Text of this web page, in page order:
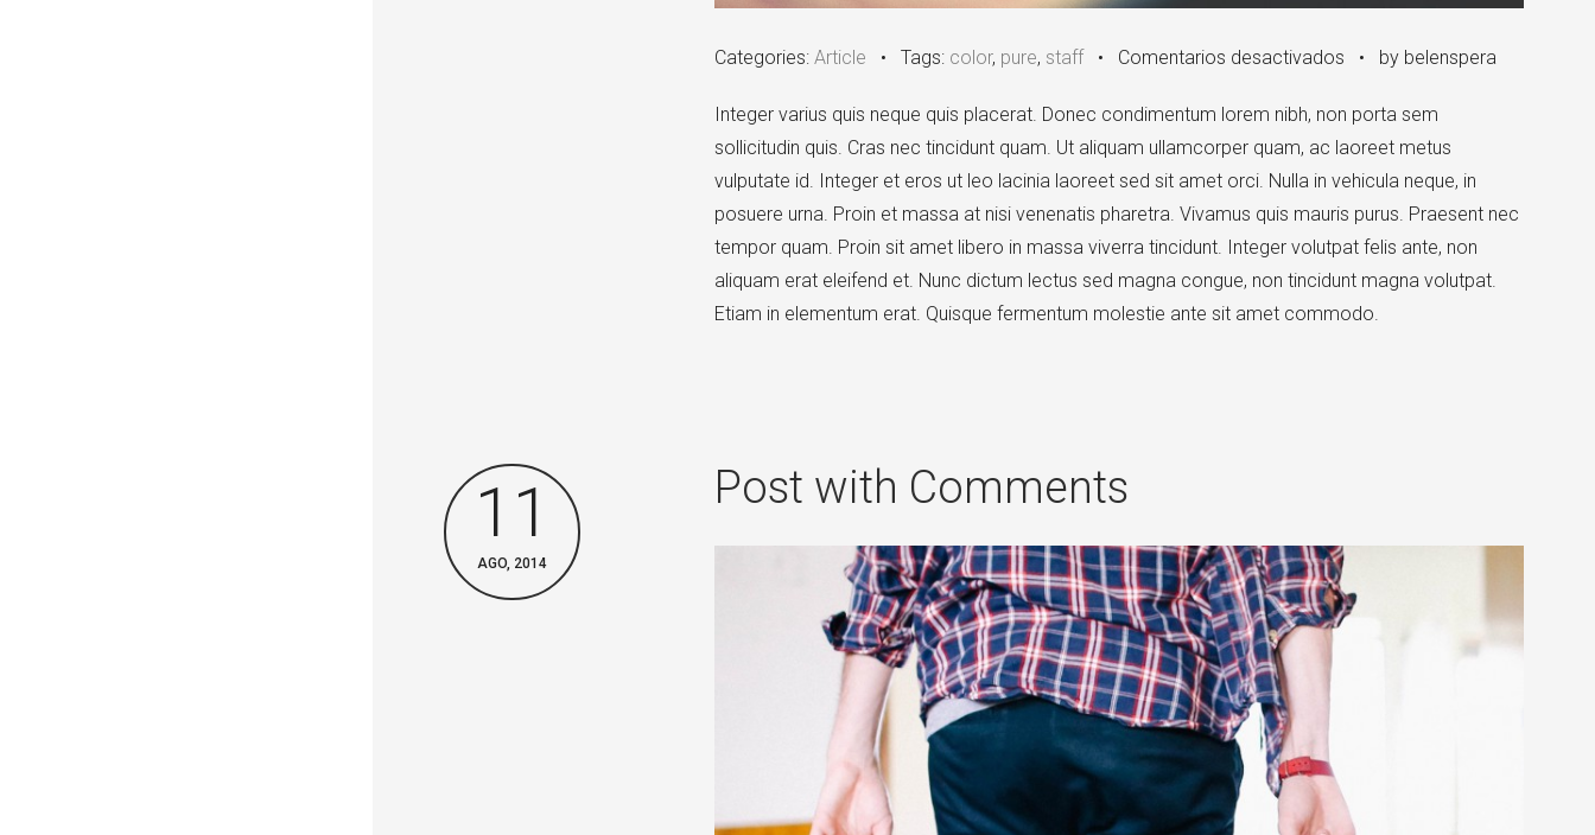
Categories: Article • Tags: color, pure, staff• Comentarios desactivadosen
Image
Post
• by belenspera
Integer varius quis neque quis placerat. Donec condimentum lorem nibh, non porta sem
sollicitudin quis. Cras nec tincidunt quam. Ut aliquam ullamcorper quam, ac laoreet metus
vulputate id. Integer et eros ut leo lacinia laoreet sed sit amet orci. Nulla in vehicula neque, in
posuere urna. Proin et massa at nisi venenatis pharetra. Vivamus quis mauris purus. Praesent nec
tempor quam. Proin sit amet libero in massa viverra tincidunt. Integer volutpat felis ante, non
aliquam erat eleifend et. Nunc dictum lectus sed magna congue, non tincidunt magna volutpat.
Etiam in elementum erat. Quisque fermentum molestie ante sit amet commodo.
11
AGO, 2014
Post with Comments